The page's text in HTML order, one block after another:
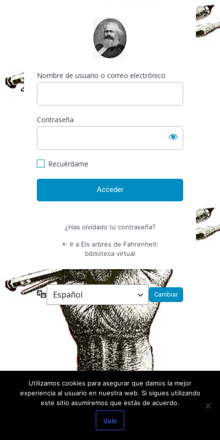
http://espai-marx.net/
Nombre de usuario o correo electrónico
Contraseña
Recuérdame
¿Has olvidado tu contraseña?
← Ir a Els arbres de Fahrenheit:
biblioteca virtual
Idioma
Utilizamos cookies para asegurar que damos la mejor
experiencia al usuario en nuestra web. Si sigues utilizando
este sitio asumiremos que estás de acuerdo.
Vale